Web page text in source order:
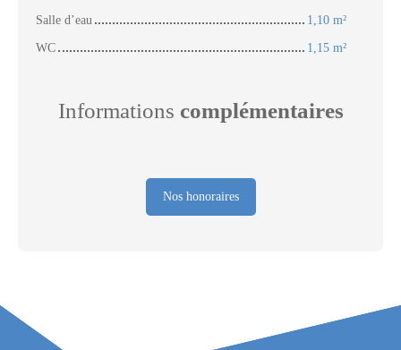
Salle d’eau
1,10 m²
WC
1,15 m²
Informations complémentaires
Nos honoraires